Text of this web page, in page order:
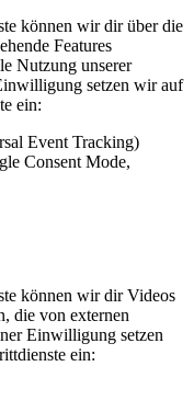
können wir dir über die
Features
Nutzung unserer
setzen wir auf
ein:
Event Tracking)
Consent Mode,
können wir dir Videos
die von externen
Einwilligung setzen
ein: